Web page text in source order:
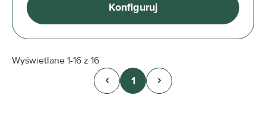
Konfiguruj
Wyświetlane 1-16 z 16
Strona
1